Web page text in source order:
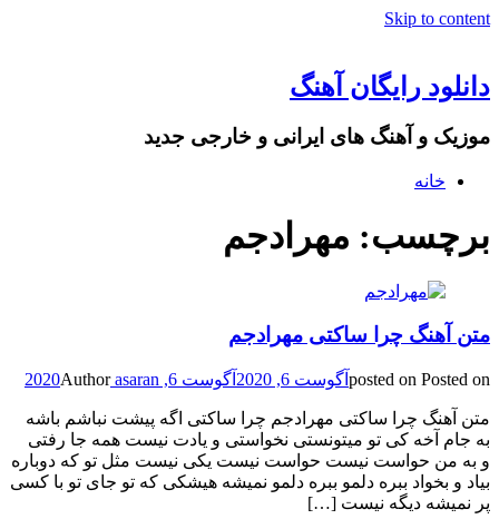
Skip to content
دانلود رایگان آهنگ
موزیک و آهنگ های ایرانی و خارجی جدید
خانه
برچسب: مهرادجم
متن آهنگ چرا ساکتی مهرادجم
posted on Posted on آگوست 6, 2020 آگوست 6, 2020 Authorasaran
متن آهنگ چرا ساکتی مهرادجم چرا ساکتی اگه پیشت نباشم باشه
به جام آخه کی تو میتونستی نخواستی و یادت نیست همه جا رفتی
و به من حواست نیست حواست نیست یکی نیست مثل تو که دوباره
بیاد و بخواد ببره دلمو ببره دلمو نمیشه هیشکی که تو جای تو با کسی
پر نمیشه دیگه نیست […]